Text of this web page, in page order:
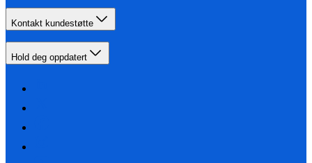
Kontakt kundestøtte
Hold deg oppdatert